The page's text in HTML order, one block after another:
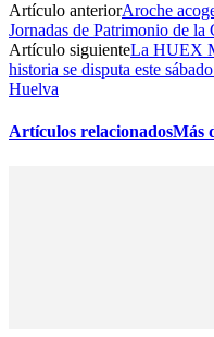
Artículo anteriorAroche
Jornadas de Patrimonio de la
Artículo siguienteLa HUEX
historia se disputa este
Huelva
Artículos relacionadosMás